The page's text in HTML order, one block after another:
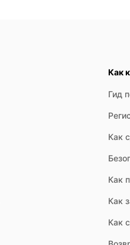
Как
Гид
Как
Как
Как
Как